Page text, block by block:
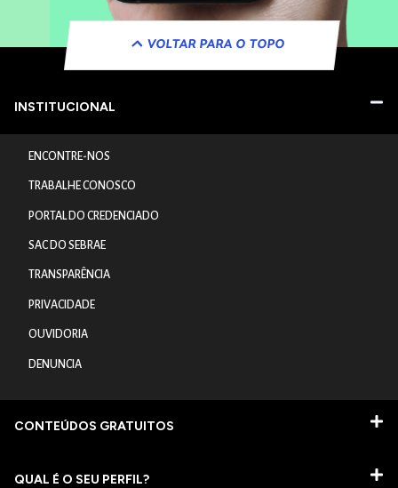
VOLTAR PARA O TOPO
INSTITUCIONAL
ENCONTRE-NOS
TRABALHE CONOSCO
PORTAL DO CREDENCIADO
SAC DO SEBRAE
TRANSPARÊNCIA
PRIVACIDADE
OUVIDORIA
DENUNCIA
CONTEÚDOS GRATUITOS
QUAL É O SEU PERFIL?